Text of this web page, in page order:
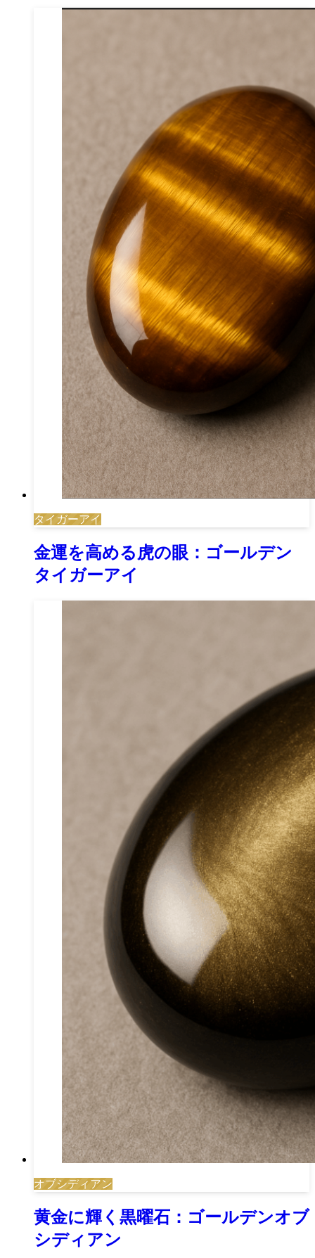
タイガーアイ
金運を高める虎の眼：ゴールデン
タイガーアイ
オブシディアン
黄金に輝く黒曜石：ゴールデンオブ
シディアン